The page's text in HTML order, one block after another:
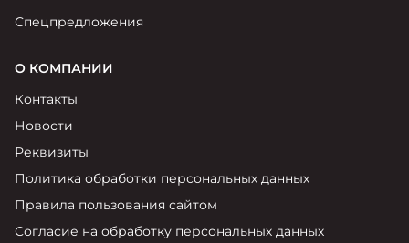
Спецпредложения
О КОМПАНИИ
Контакты
Новости
Реквизиты
Политика обработки персональных данных
Правила пользования сайтом
Согласие на обработку персональных данных